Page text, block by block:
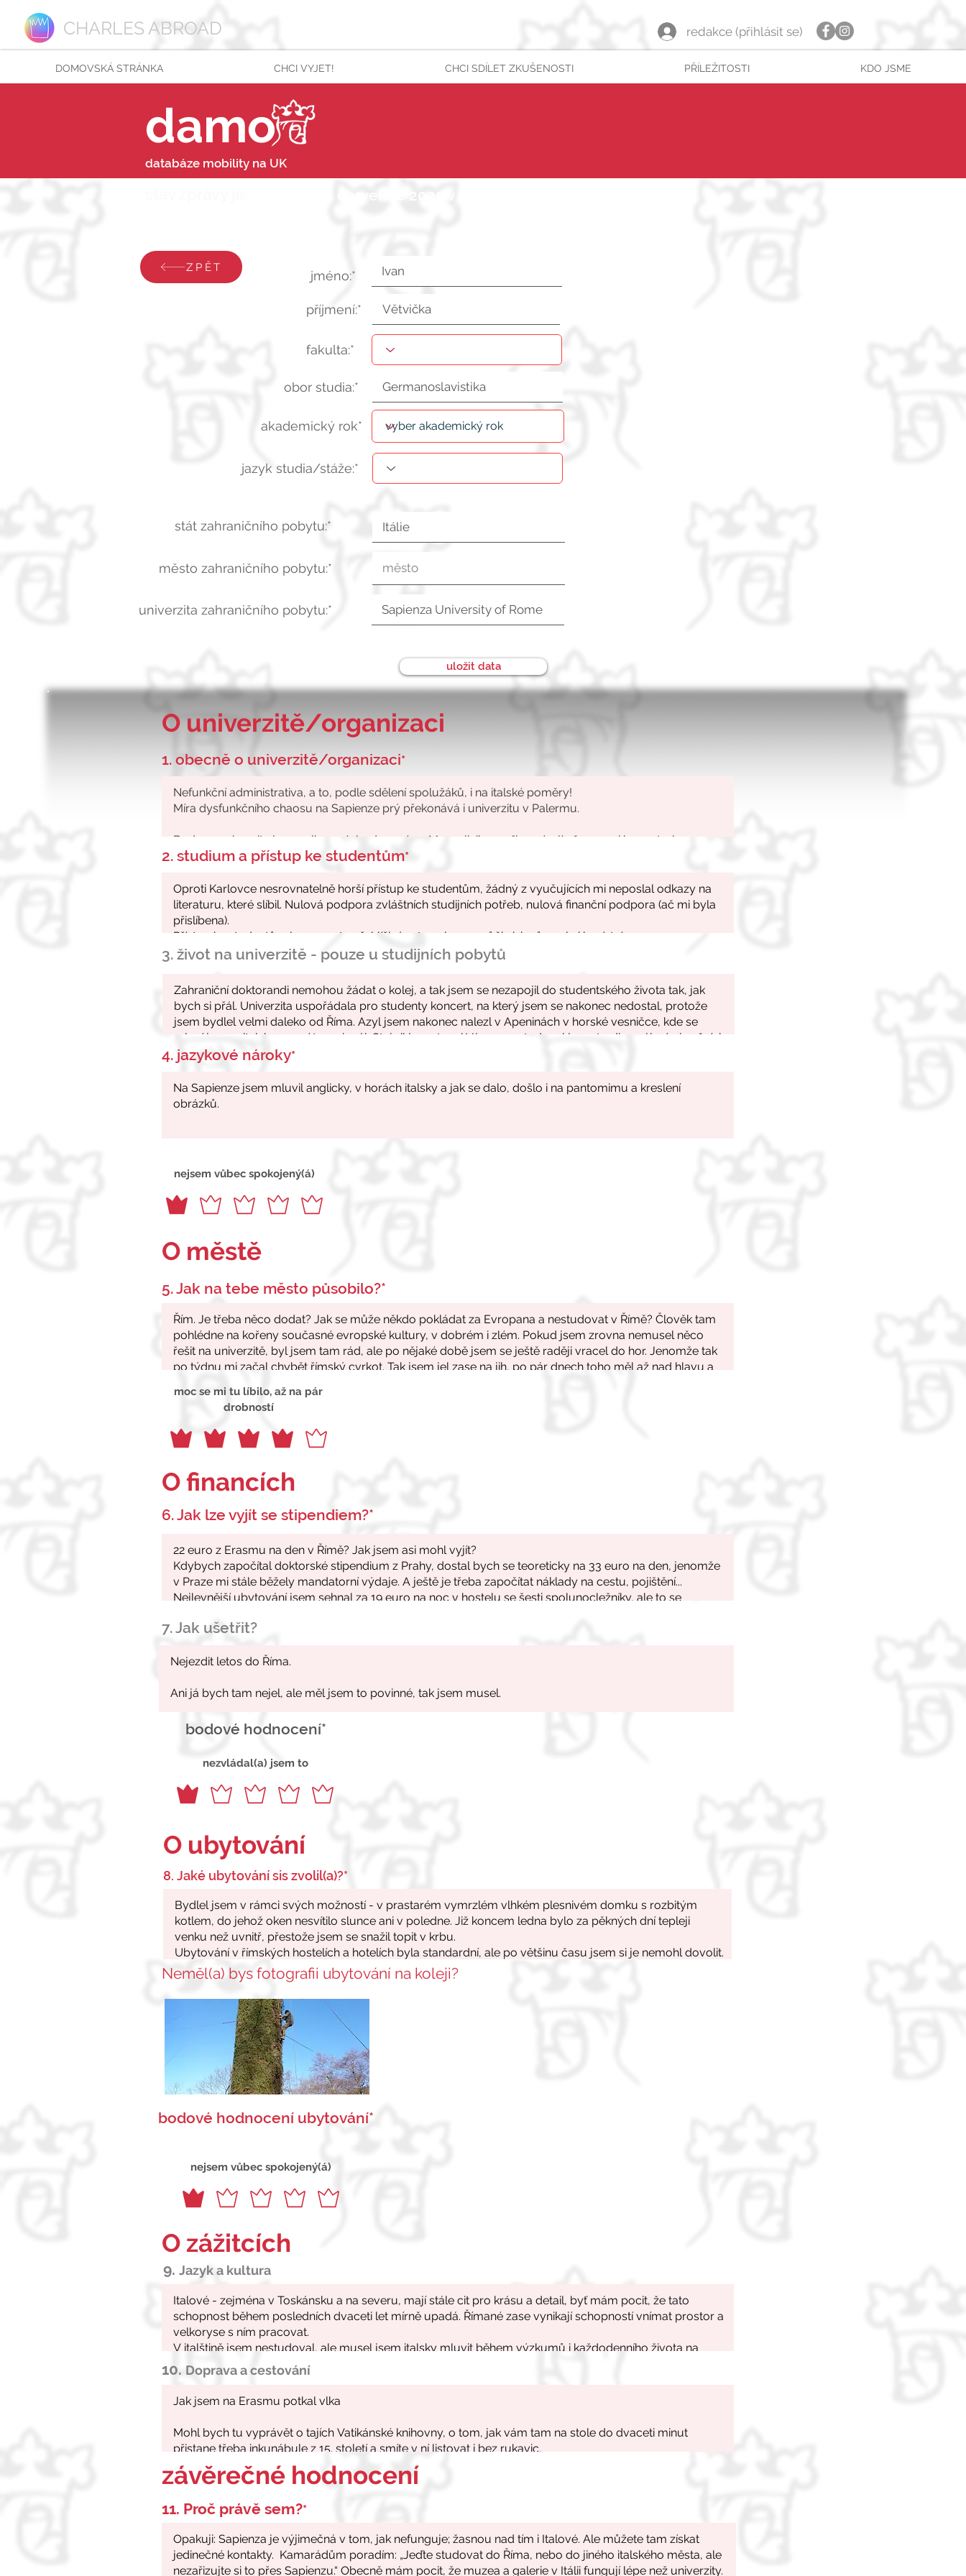
CHARLES ABROAD redakce (přihlásit se)
DOMOVSKÁ STRÁNKA CHCI VYJET! CHCI SDÍLET ZKUŠENOSTI PŘÍLEŽITOSTI KDO JSME
damo
databáze mobility na UK
ZPĚT
jméno:*
příjmení:*
fakulta:*
obor studia:*
akademický rok*
jazyk studia/stáže:*
stát zahraničního pobytu:*
město zahraničního pobytu:*
univerzita zahraničního pobytu:*
uložit data
O univerzitě/organizaci
1. obecně o univerzitě/organizaci*
2. studium a přístup ke studentům*
3. život na univerzitě - pouze u studijních pobytů
4. jazykové nároky*
nejsem vůbec spokojený(á)
O městě
5. Jak na tebe město působilo?*
moc se mi tu líbilo, až na pár
drobností
O financích
6. Jak lze vyjít se stipendiem?*
7. Jak ušetřit?
bodové hodnocení*
nezvládal(a) jsem to
O ubytování
8. Jaké ubytování sis zvolil(a)?*
Neměl(a) bys fotografii ubytování na koleji?
bodové hodnocení ubytování*
nejsem vůbec spokojený(á)
O zážitcích
9. Jazyk a kultura
10. Doprava a cestování
závěrečné hodnocení
11. Proč právě sem?*